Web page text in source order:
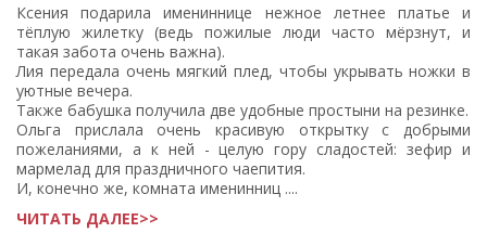
Ксения подарила имениннице нежное летнее платье и
тёплую жилетку (ведь пожилые люди часто мёрзнут, и
такая забота очень важна).
Лия передала очень мягкий плед, чтобы укрывать ножки в
уютные вечера.
Также бабушка получила две удобные простыни на резинке.
Ольга прислала очень красивую открытку с добрыми
пожеланиями, а к ней - целую гору сладостей: зефир и
мармелад для праздничного чаепития.
И, конечно же, комната именинниц ....
ЧИТАТЬ ДАЛЕЕ>>